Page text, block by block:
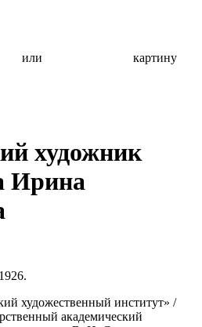
или
картину
художник
Ирина
художественный институт» /
академический